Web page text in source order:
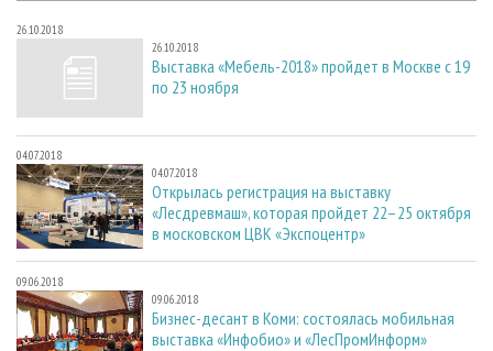
26.10.2018
26.10.2018
Выставка «Мебель-2018» пройдет в Москве с 19
по 23 ноября
04.07.2018
04.07.2018
Открылась регистрация на выставку
«Лесдревмаш», которая пройдет 22–25 октября
в московском ЦВК «Экспоцентр»
09.06.2018
09.06.2018
Бизнес-десант в Коми: состоялась мобильная
выставка «Инфобио» и «ЛесПромИнформ»